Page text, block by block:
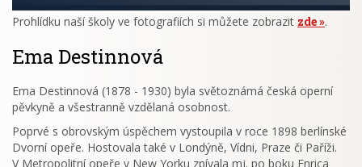
Prohlídku naší školy ve fotografiích si můžete zobrazit zde .
Ema Destinnová
Ema Destinnová (1878 - 1930) byla světoznámá česká operní
pěvkyně a všestranně vzdělaná osobnost.
Poprvé s obrovským úspěchem vystoupila v roce 1898 berlínské
Dvorní opeře. Hostovala také v Londýně, Vídni, Praze či Paříži.
V Metropolitní opeře v New Yorku zpívala mj. po boku Enrica